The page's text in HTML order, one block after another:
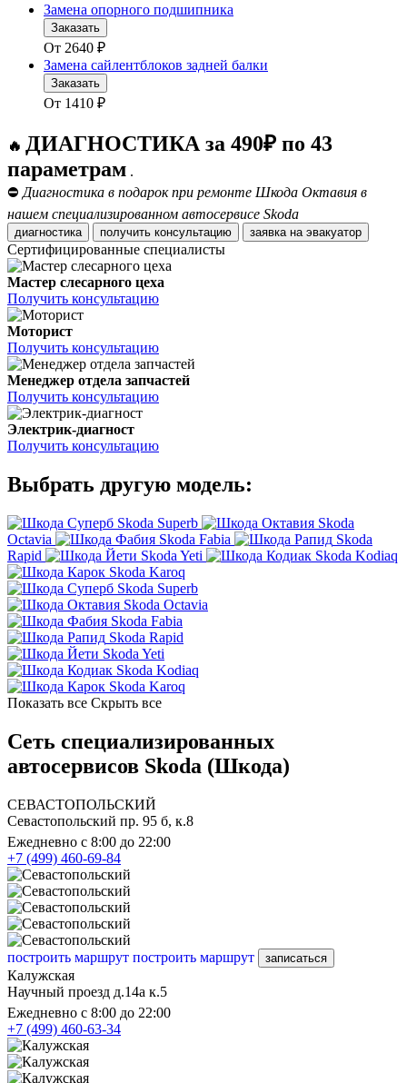
Замена опорного подшипника
Заказать
От 2640 ₽
Замена сайлентблоков задней балки
Заказать
От 1410 ₽
🔥 ДИАГНОСТИКА за 490₽ по 43
параметрам .
⛔ Диагностика в подарок при ремонте Шкода Октавия в
нашем специализированном автосервисе Skoda
диагностика получить консультацию заявка на эвакуатор
Сертифицированные специалисты
Мастер слесарного цеха
Получить консультацию
Моторист
Получить консультацию
Менеджер отдела запчастей
Получить консультацию
Электрик-диагност
Получить консультацию
Выбрать другую модель:
Skoda Superb
Skoda
Octavia
Skoda Fabia
Skoda
Rapid
Skoda Yeti
Skoda Kodiaq
Skoda Karoq
Skoda Superb
Skoda Octavia
Skoda Fabia
Skoda Rapid
Skoda Yeti
Skoda Kodiaq
Skoda Karoq
Показать все Скрыть все
Сеть специализированных
автосервисов Skoda (Шкода)
СЕВАСТОПОЛЬСКИЙ
Севастопольский пр. 95 б, к.8
Ежедневно с 8:00 до 22:00
+7 (499) 460-69-84
построить маршрут построить маршрут записаться
Калужская
Научный проезд д.14а к.5
Ежедневно с 8:00 до 22:00
+7 (499) 460-63-34